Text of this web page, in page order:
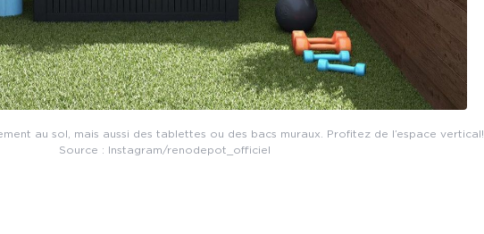
au sol, mais aussi des tablettes ou des bacs muraux. Profitez de l’espace vertical!
Source : Instagram/renodepot_officiel